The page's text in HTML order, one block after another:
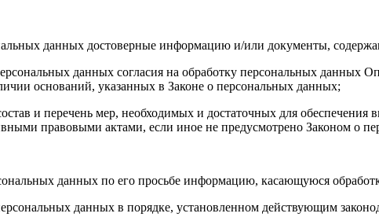
данных достоверные информацию и/или документы,
данных согласия на обработку персональных данных
оснований, указанных в Законе о персональных данных;
и перечень мер, необходимых и достаточных для
правовыми актами, если иное не предусмотрено Законом о
данных по его просьбе информацию, касающуюся
данных в порядке, установленном действующим